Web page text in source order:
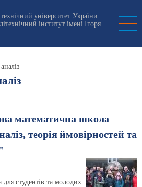
університет України
інститут імені Ігоря
математична школа
теорія ймовірностей та
студентів та молодих